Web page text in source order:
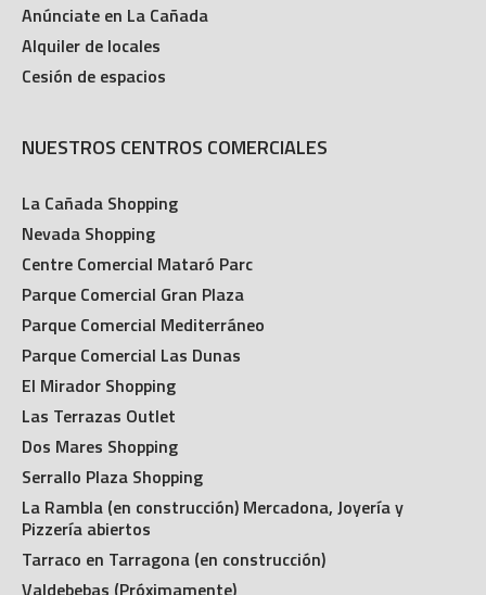
Anúnciate en La Cañada
Alquiler de locales
Cesión de espacios
NUESTROS CENTROS COMERCIALES
La Cañada Shopping
Nevada Shopping
Centre Comercial Mataró Parc
Parque Comercial Gran Plaza
Parque Comercial Mediterráneo
Parque Comercial Las Dunas
El Mirador Shopping
Las Terrazas Outlet
Dos Mares Shopping
Serrallo Plaza Shopping
La Rambla (en construcción) Mercadona, Joyería y
Pizzería abiertos
Tarraco en Tarragona (en construcción)
Valdebebas (Próximamente)